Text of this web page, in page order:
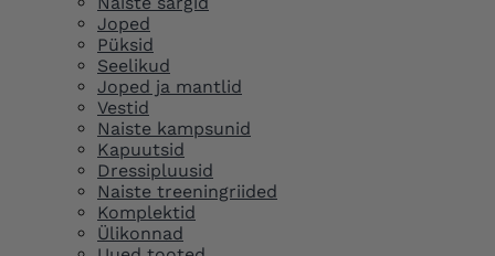
Joped
Püksid
Seelikud
Joped ja mantlid
Vestid
Naiste kampsunid
Kapuutsid
Dressipluusid
Naiste treeningriided
Komplektid
Ülikonnad